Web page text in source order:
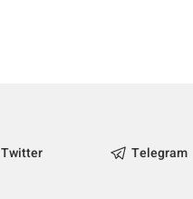
Twitter
Telegram